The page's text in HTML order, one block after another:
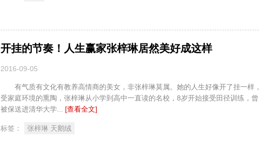
开挂的节奏！人生赢家张梓琳居然美好成这样
2016-09-05
有气质有文化有教养高情商的美女，非张梓琳莫属。她的人生好像开了挂一样，
受家庭环境的熏陶，张梓琳从小学到高中一直读的名校，8岁开始接受田径训练，曾
被保送进清华大学... [查看全文]
标签： 张梓琳 天鹅绒